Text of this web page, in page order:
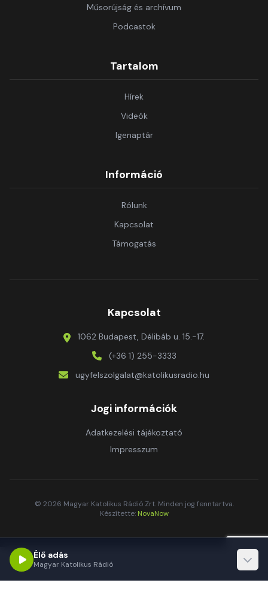
Műsorújság és archívum
Podcastok
Tartalom
Hírek
Videók
Igenaptár
Információ
Rólunk
Kapcsolat
Támogatás
Kapcsolat
1062 Budapest, Délibáb u. 15.-17.
(+36 1) 255-3333
ugyfelszolgalat@katolikusradio.hu
Jogi információk
Adatkezelési tájékoztató
Impresszum
© 2026 Magyar Katolikus Rádió Zrt. Minden jog fenntartva.
Készítette: NovaNow
Élő adás
Magyar Katolikus Rádió